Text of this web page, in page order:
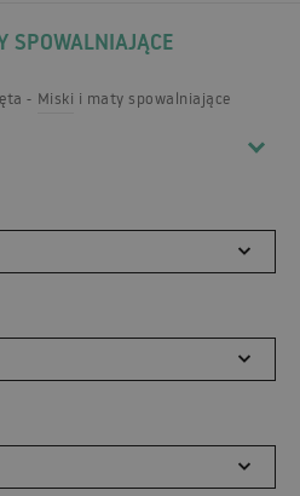
SPOWALNIAJĄCE
Miski i maty spowalniające